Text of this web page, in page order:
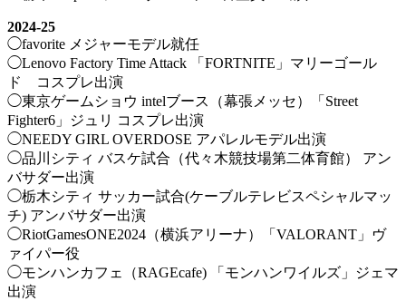
2024-25
◯favorite メジャーモデル就任
◯Lenovo Factory Time Attack 「FORTNITE」マリーゴール
ド コスプレ出演
◯東京ゲームショウ intelブース（幕張メッセ）「Street
Fighter6」ジュリ コスプレ出演
◯NEEDY GIRL OVERDOSE アパレルモデル出演
◯品川シティ バスケ試合（代々木競技場第二体育館） アン
バサダー出演
◯栃木シティ サッカー試合(ケーブルテレビスペシャルマッ
チ) アンバサダー出演
◯RiotGamesONE2024（横浜アリーナ）「VALORANT」ヴ
ァイパー役
◯モンハンカフェ（RAGEcafe) 「モンハンワイルズ」ジェマ
出演